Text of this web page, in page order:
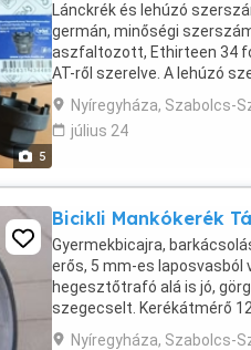
5
Lánckrék és lehúzó
germán, minőségi
aszfaltozott, Ethirteen 34
AT-ről szerelve. A lehúzó
előreutalással a szállítás
Nyíregyháza, Szabolcs-
július 24
Bicikli Mankókerék
Gyermekbicajra,
erős, 5 mm-es laposvasból
hegesztőtrafó alá is jó,
szegecselt. Kerékátmérő
posta megoldható. Magyar
Nyíregyháza, Szabolcs-